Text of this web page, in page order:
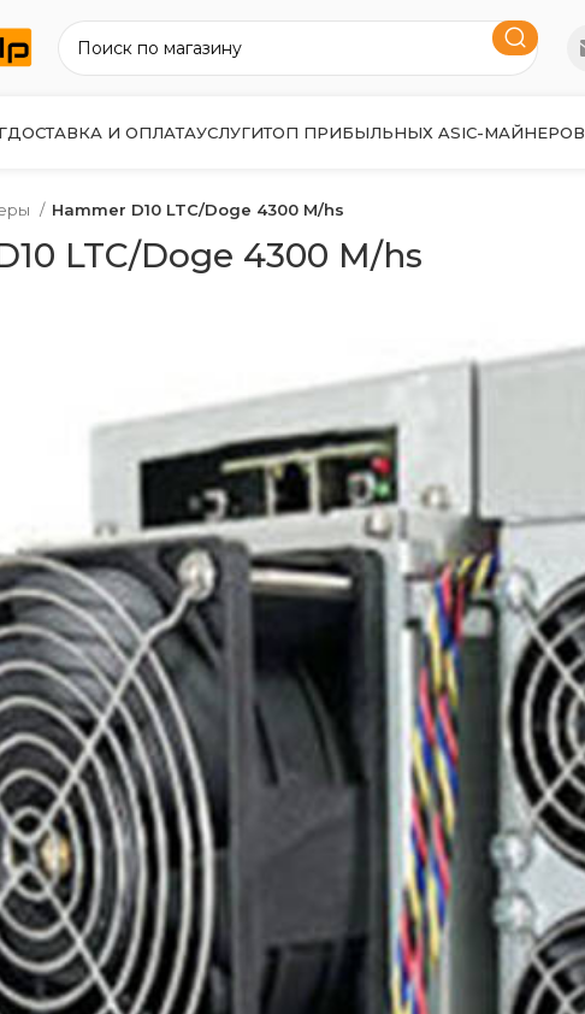
ДОСТАВКА И ОПЛАТАУСЛУГИТОП ПРИБЫЛЬНЫХ ASIC-МАЙНЕРОВ
Hammer D10 LTC/Doge 4300 M/hs
LTC/Doge 4300 M/hs